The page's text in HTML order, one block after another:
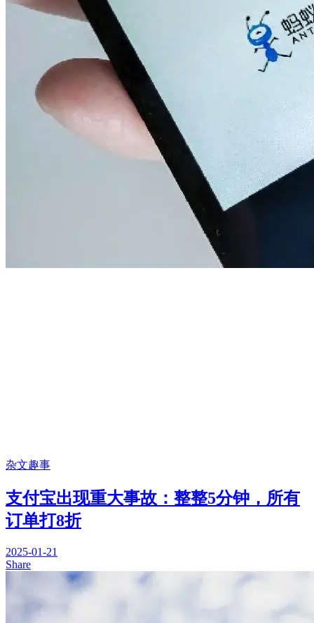
杂文趣事
支付宝出现重大事故：整整5分钟，所有
订单打8折
2025-01-21
Share